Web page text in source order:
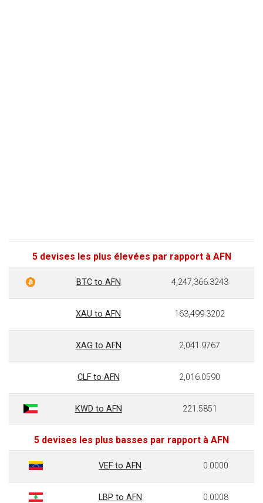
5 devises les plus élevées par rapport à AFN
BTC to AFN 4,247,366.3243
XAU to AFN 163,499.3202
XAG to AFN 2,041.9767
CLF to AFN 2,016.0590
KWD to AFN 221.5851
5 devises les plus basses par rapport à AFN
VEF to AFN 0.0000
LBP to AFN 0.0008